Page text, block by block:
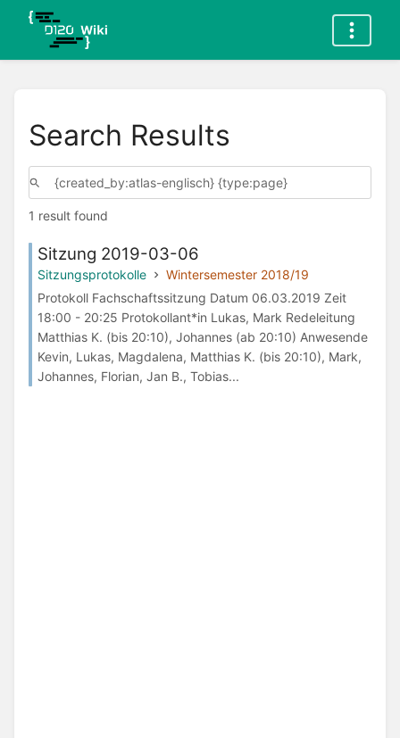
Search Results
1 result found
Sitzung 2019-03-06
Sitzungsprotokolle
Wintersemester 2018/19
Protokoll Fachschaftssitzung Datum 06.03.2019 Zeit
18:00 - 20:25 Protokollant*in Lukas, Mark Redeleitung
Matthias K. (bis 20:10), Johannes (ab 20:10) Anwesende
Kevin, Lukas, Magdalena, Matthias K. (bis 20:10), Mark,
Johannes, Florian, Jan B., Tobias...